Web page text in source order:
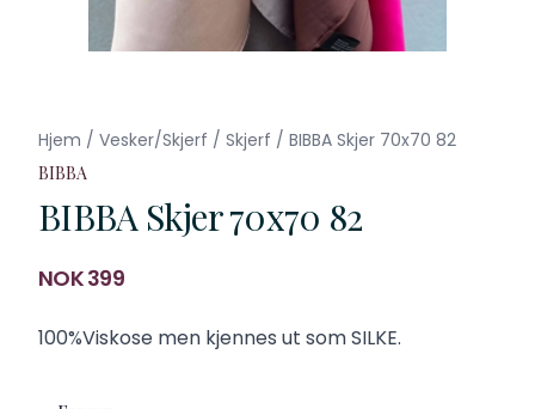
Hjem / Vesker/Skjerf / Skjerf / BIBBA Skjer 70x70 82
BIBBA
BIBBA Skjer 70x70 82
Produktdetaljer
NOK 399
Description
100%Viskose men kjennes ut som SILKE.